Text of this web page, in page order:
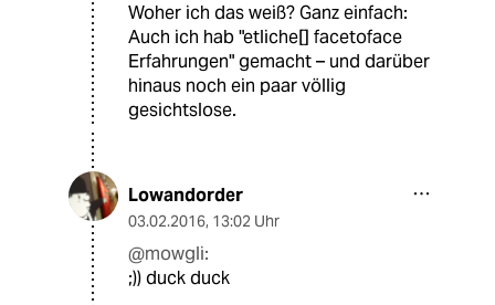
Woher ich das weiß? Ganz einfach:
Auch ich hab "etliche[] facetoface
Erfahrungen" gemacht – und darüber
hinaus noch ein paar völlig
gesichtslose.
Lowandorder
03.02.2016, 13:02 Uhr
@mowgli:
;)) duck duck